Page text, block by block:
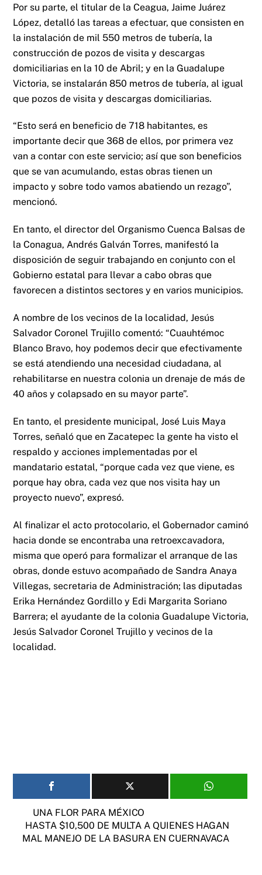
Por su parte, el titular de la Ceagua, Jaime Juárez
López, detalló las tareas a efectuar, que consisten en
la instalación de mil 550 metros de tubería, la
construcción de pozos de visita y descargas
domiciliarias en la 10 de Abril; y en la Guadalupe
Victoria, se instalarán 850 metros de tubería, al igual
que pozos de visita y descargas domiciliarias.
“Esto será en beneficio de 718 habitantes, es
importante decir que 368 de ellos, por primera vez
van a contar con este servicio; así que son beneficios
que se van acumulando, estas obras tienen un
impacto y sobre todo vamos abatiendo un rezago”,
mencionó.
En tanto, el director del Organismo Cuenca Balsas de
la Conagua, Andrés Galván Torres, manifestó la
disposición de seguir trabajando en conjunto con el
Gobierno estatal para llevar a cabo obras que
favorecen a distintos sectores y en varios municipios.
A nombre de los vecinos de la localidad, Jesús
Salvador Coronel Trujillo comentó: “Cuauhtémoc
Blanco Bravo, hoy podemos decir que efectivamente
se está atendiendo una necesidad ciudadana, al
rehabilitarse en nuestra colonia un drenaje de más de
40 años y colapsado en su mayor parte”.
En tanto, el presidente municipal, José Luis Maya
Torres, señaló que en Zacatepec la gente ha visto el
respaldo y acciones implementadas por el
mandatario estatal, “porque cada vez que viene, es
porque hay obra, cada vez que nos visita hay un
proyecto nuevo”, expresó.
Al finalizar el acto protocolario, el Gobernador caminó
hacia donde se encontraba una retroexcavadora,
misma que operó para formalizar el arranque de las
obras, donde estuvo acompañado de Sandra Anaya
Villegas, secretaria de Administración; las diputadas
Erika Hernández Gordillo y Edi Margarita Soriano
Barrera; el ayudante de la colonia Guadalupe Victoria,
Jesús Salvador Coronel Trujillo y vecinos de la
localidad.
UNA FLOR PARA MÉXICO
HASTA $10,500 DE MULTA A QUIENES HAGAN
MAL MANEJO DE LA BASURA EN CUERNAVACA